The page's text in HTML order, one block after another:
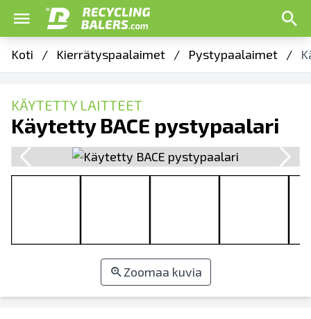
Koti / Kierrätyspaalaimet / Pystypaalaimet /
KÄYTETTY LAITTEET
Käytetty BACE pystypaalari
Zoomaa kuvia